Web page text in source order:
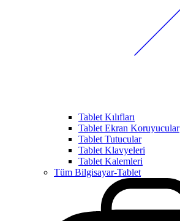
Tablet Kılıfları
Tablet Ekran Koruyucular
Tablet Tutucular
Tablet Klavyeleri
Tablet Kalemleri
Tüm Bilgisayar-Tablet